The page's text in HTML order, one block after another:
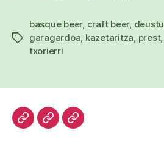
Etiketak
basque beer, craft beer, deustu
garagardoa, kazetaritza, prest,
txorierri
HasieraKazetari
Patxi